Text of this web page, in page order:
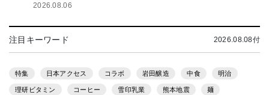
2026.08.06
注目キーワード 2026.08.08付
特集 日本アクセス コラボ 岩田醸造 中食 明治
理研ビタミン コーヒー 雪印乳業 熊本地震 麺